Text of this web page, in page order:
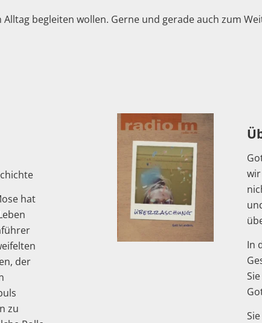
begleiten wollen. Gerne und gerade auch zum
hat
der
zu
In